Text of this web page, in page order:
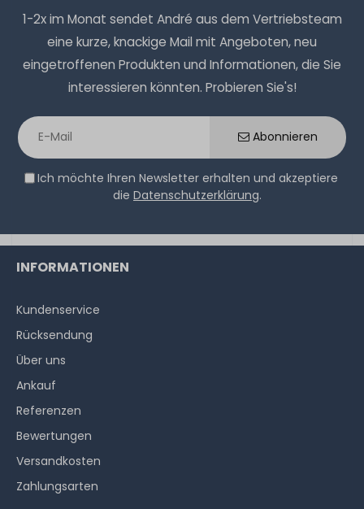
1-2x im Monat sendet André aus dem Vertriebsteam
eine kurze, knackige Mail mit Angeboten, neu
eingetroffenen Produkten und Informationen, die Sie
interessieren könnten. Probieren Sie's!
Abonnieren
Ich möchte Ihren Newsletter erhalten und akzeptiere
die Datenschutzerklärung.
INFORMATIONEN
Kundenservice
Rücksendung
Über uns
Ankauf
Referenzen
Bewertungen
Versandkosten
Zahlungsarten